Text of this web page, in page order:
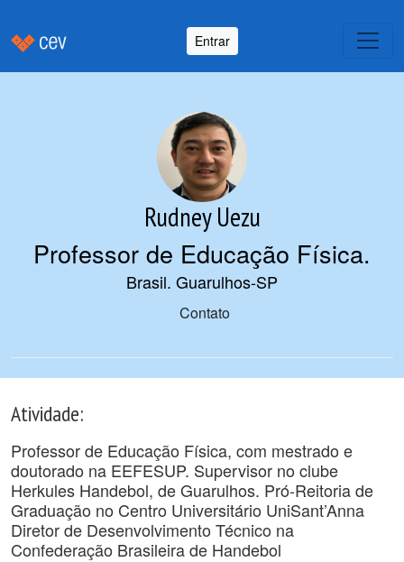
Entrar
Rudney Uezu
Professor de Educação Física.
Brasil. Guarulhos-SP
Contato
Atividade:
Professor de Educação Física, com mestrado e
doutorado na EEFESUP. Supervisor no clube
Herkules Handebol, de Guarulhos. Pró-Reitoria de
Graduação no Centro Universitário UniSant’Anna
Diretor de Desenvolvimento Técnico na
Confederação Brasileira de Handebol